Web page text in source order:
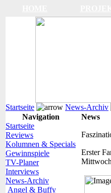
Startseite News-Archiv
Navigation
Startseite
Reviews
Kolumnen & Specials
Gewinnspiele
TV-Planer
Interviews
News-Archiv
Angel & Buffy
News
Erster